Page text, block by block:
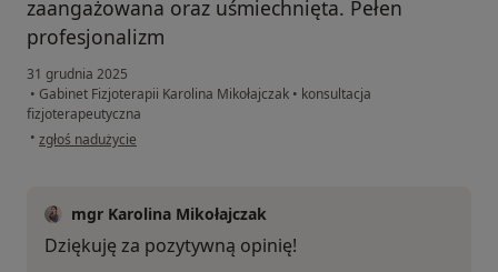
zaangażowana oraz uśmiechnięta. Pełen
profesjonalizm
31 grudnia 2025
• Gabinet Fizjoterapii Karolina Mikołajczak • konsultacja
fizjoterapeutyczna
• w opinii użytkownika Przemek
zgłoś nadużycie
mgr Karolina Mikołajczak
Dziękuję za pozytywną opinię!